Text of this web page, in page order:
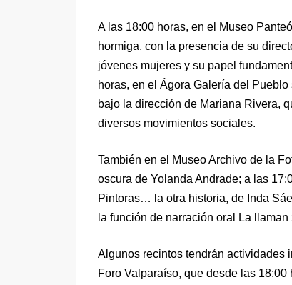
A las 18:00 horas, en el Museo
hormiga, con la presencia de su
jóvenes mujeres y su papel
horas, en el Ágora Galería del
bajo la dirección de Mariana Rivera,
diversos movimientos sociales.
También en el Museo Archivo de la
oscura de Yolanda Andrade; a las
Pintoras… la otra historia, de Inda
la función de narración oral La llaman
Algunos recintos tendrán actividades
Foro Valparaíso, que desde las